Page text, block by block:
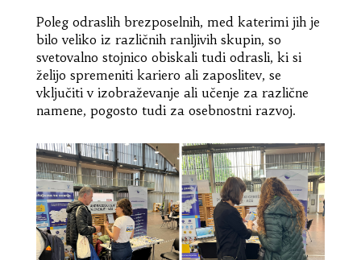
Poleg odraslih brezposelnih, med katerimi jih je
bilo veliko iz različnih ranljivih skupin, so
svetovalno stojnico obiskali tudi odrasli, ki si
želijo spremeniti kariero ali zaposlitev, se
vključiti v izobraževanje ali učenje za različne
namene, pogosto tudi za osebnostni razvoj.